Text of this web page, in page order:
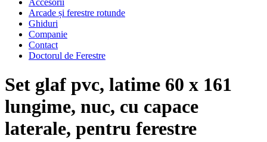
Accesorii
Arcade și ferestre rotunde
Ghiduri
Companie
Contact
Doctorul de Ferestre
Set glaf pvc, latime 60 x 161
lungime, nuc, cu capace
laterale, pentru ferestre